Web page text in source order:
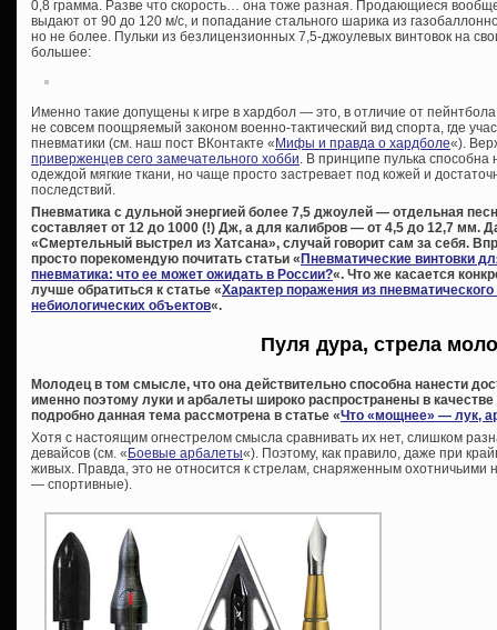
0,8 грамма. Разве что скорость… она тоже разная. Продающиеся
выдают от 90 до 120 м/с, и попадание стального шарика из
но не более. Пульки из безлицензионных 7,5-джоулевых винтовок на
большее:
Именно такие допущены к игре в хардбол — это, в отличие от
не совсем поощряемый законом военно-тактический вид спорта, где
пневматики (см. наш пост ВКонтакте «Мифы и правда о хардболе«).
приверженцев сего замечательного хобби . В принципе пулька
одеждой мягкие ткани, но чаще просто застревает под кожей и
последствий.
Пневматика с дульной энергией более 7,5 джоулей — отдельная
составляет от 12 до 1000 (!) Дж, а для калибров — от 4,5 до 12,7 мм.
«Смертельный выстрел из Хатсана», случай говорит сам за себя.
просто порекомендую почитать статьи «Пневматические винтовки
пневматика: что ее может ожидать в России?«. Что же касается
лучше обратиться к статье «Характер поражения из
небиологических объектов«.
Пуля дура, стрела
Молодец в том смысле, что она действительно способна нанести
именно поэтому луки и арбалеты широко распространены в
подробно данная тема рассмотрена в статье «Что «мощнее» — лук,
Хотя с настоящим огнестрелом смысла сравнивать их нет, слишком
девайсов (см. «Боевые арбалеты«). Поэтому, как правило, даже при
живых. Правда, это не относится к стрелам, снаряженным охотничьими
— спортивные).